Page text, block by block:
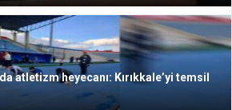
atletizm heyecanı: Kırıkkale’yi temsil